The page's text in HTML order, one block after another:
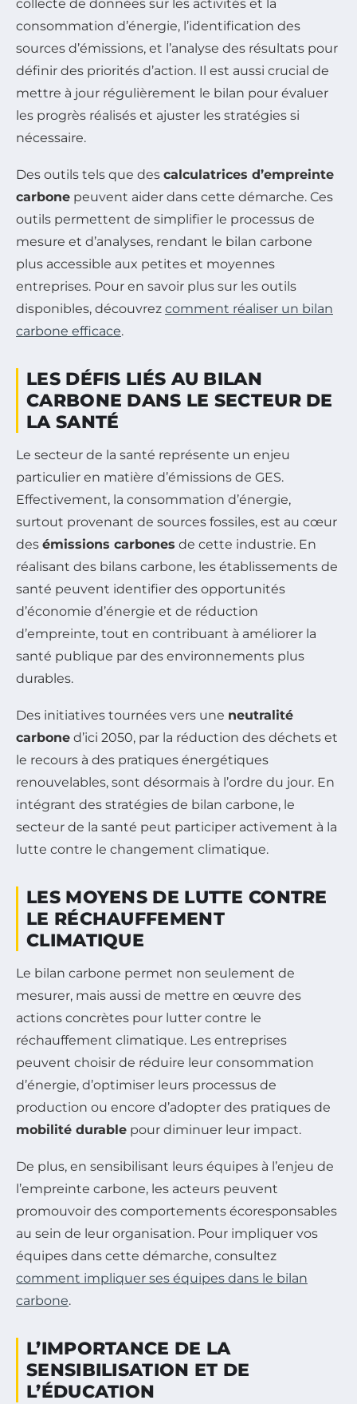
collecte de données sur les activités et la
consommation d’énergie, l’identification des
sources d’émissions, et l’analyse des résultats pour
définir des priorités d’action. Il est aussi crucial de
mettre à jour régulièrement le bilan pour évaluer
les progrès réalisés et ajuster les stratégies si
nécessaire.
Des outils tels que des calculatrices d’empreinte
carbone peuvent aider dans cette démarche. Ces
outils permettent de simplifier le processus de
mesure et d’analyses, rendant le bilan carbone
plus accessible aux petites et moyennes
entreprises. Pour en savoir plus sur les outils
disponibles, découvrez comment réaliser un bilan
carbone efficace.
LES DÉFIS LIÉS AU BILAN
CARBONE DANS LE SECTEUR DE
LA SANTÉ
Le secteur de la santé représente un enjeu
particulier en matière d’émissions de GES.
Effectivement, la consommation d’énergie,
surtout provenant de sources fossiles, est au cœur
des émissions carbones de cette industrie. En
réalisant des bilans carbone, les établissements de
santé peuvent identifier des opportunités
d’économie d’énergie et de réduction
d’empreinte, tout en contribuant à améliorer la
santé publique par des environnements plus
durables.
Des initiatives tournées vers une neutralité
carbone d’ici 2050, par la réduction des déchets et
le recours à des pratiques énergétiques
renouvelables, sont désormais à l’ordre du jour. En
intégrant des stratégies de bilan carbone, le
secteur de la santé peut participer activement à la
lutte contre le changement climatique.
LES MOYENS DE LUTTE CONTRE
LE RÉCHAUFFEMENT
CLIMATIQUE
Le bilan carbone permet non seulement de
mesurer, mais aussi de mettre en œuvre des
actions concrètes pour lutter contre le
réchauffement climatique. Les entreprises
peuvent choisir de réduire leur consommation
d’énergie, d’optimiser leurs processus de
production ou encore d’adopter des pratiques de
mobilité durable pour diminuer leur impact.
De plus, en sensibilisant leurs équipes à l’enjeu de
l’empreinte carbone, les acteurs peuvent
promouvoir des comportements écoresponsables
au sein de leur organisation. Pour impliquer vos
équipes dans cette démarche, consultez
comment impliquer ses équipes dans le bilan
carbone.
L’IMPORTANCE DE LA
SENSIBILISATION ET DE
L’ÉDUCATION